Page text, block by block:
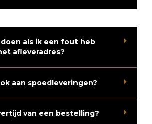
als ik een fout heb
afleveradres?
aan spoedleveringen?
van een bestelling?